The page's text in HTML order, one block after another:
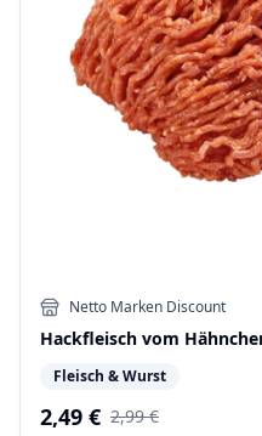
Netto Marken Discount
Hackfleisch vom
Fleisch & Wurst
2,49 € 2,99 €